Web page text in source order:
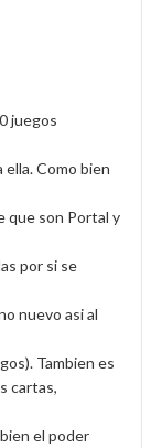
juegos
ella. Como bien
que son Portal y
por si se
nuevo asi al
Tambien es
cartas,
el poder